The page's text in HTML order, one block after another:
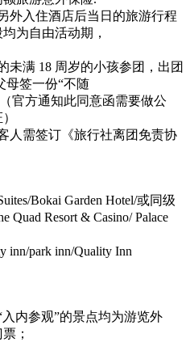
外入住酒店后当日的旅游行程
为自由活动期，
未满 18 周岁的小孩参团，出团
母签一份“不随
官方通知此同意函需要做公
人需签订《旅行社离团免责协
Bokai Garden Hotel/或同级
Quad Resort & Casino/ Palace
inn/park inn/Quality Inn
内参观”的景点均为游览外
；